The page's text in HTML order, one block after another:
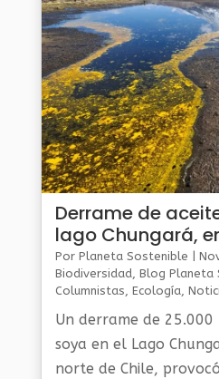
Derrame de
lago Chungará,
en riesgo a miles
Por Planeta Sostenible
Biodiversidad, Blog Planeta
Columnistas, Ecología,
Un derrame de
soya en el Lago
norte de Chile,